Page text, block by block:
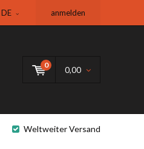
DE anmelden
0
0,00
Weltweiter Versand